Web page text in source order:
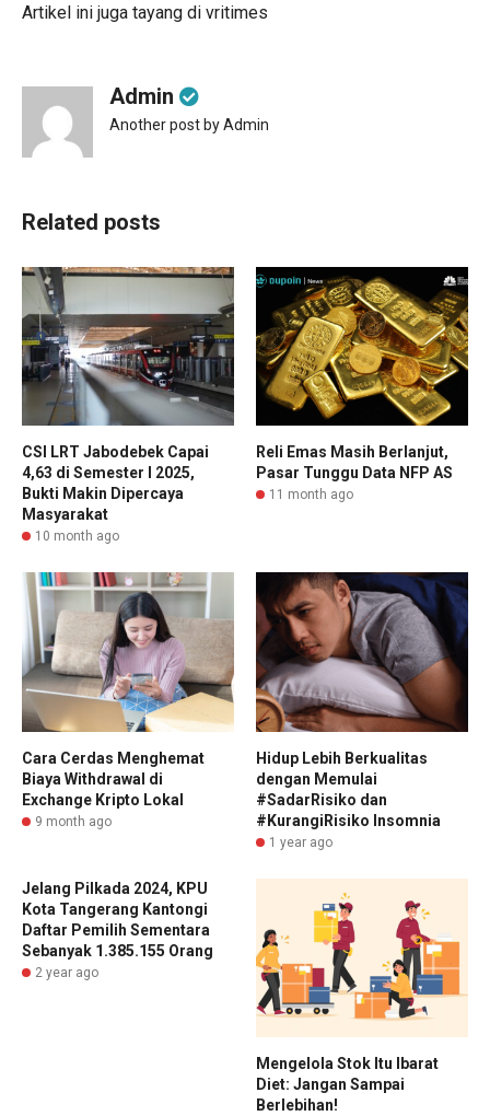
Artikel ini juga tayang di vritimes
Admin
Another post by Admin
Related posts
CSI LRT Jabodebek Capai
4,63 di Semester I 2025,
Bukti Makin Dipercaya
Masyarakat
10 month ago
Reli Emas Masih Berlanjut,
Pasar Tunggu Data NFP AS
11 month ago
Cara Cerdas Menghemat
Biaya Withdrawal di
Exchange Kripto Lokal
9 month ago
Hidup Lebih Berkualitas
dengan Memulai
#SadarRisiko dan
#KurangiRisiko Insomnia
1 year ago
Jelang Pilkada 2024, KPU
Kota Tangerang Kantongi
Daftar Pemilih Sementara
Sebanyak 1.385.155 Orang
2 year ago
Mengelola Stok Itu Ibarat
Diet: Jangan Sampai
Berlebihan!